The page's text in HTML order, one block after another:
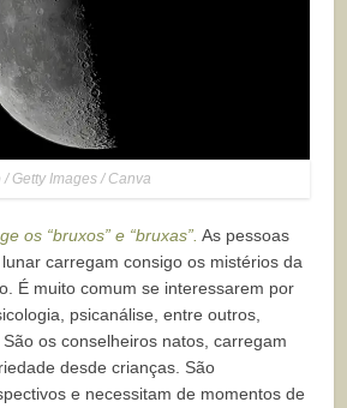
Getty Images / Canva
os “bruxos” e “bruxas”. As pessoas
carregam consigo os mistérios da
É muito comum se interessarem por
psicanálise, entre outros,
os conselheiros natos, carregam
desde crianças. São
e necessitam de momentos de